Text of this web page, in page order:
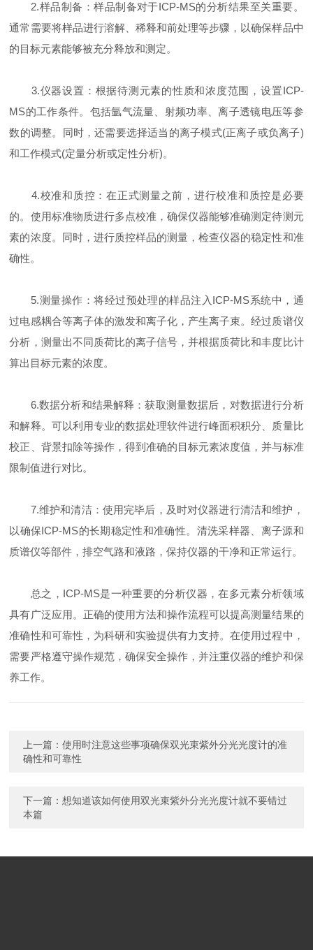
2.样品制备：样品制备对于ICP-MS的分析结果至关重要。
通常需要将样品进行溶解、稀释和前处理等步骤，以确保样品中
的目标元素能够被充分释放和测定。
3.仪器设置：根据待测元素的性质和浓度范围，设置ICP-
MS的工作条件。包括氩气流量、射频功率、离子透镜电压等参
数的调整。同时，还需要选择适当的离子模式(正离子或负离子)
和工作模式(定量分析或定性分析)。
4.校准和质控：在正式测量之前，进行校准和质控是必要
的。使用标准物质进行多点校准，确保仪器能够准确测定待测元
素的浓度。同时，进行质控样品的测量，检查仪器的稳定性和准
确性。
5.测量操作：将经过预处理的样品注入ICP-MS系统中，通
过电感耦合等离子体的激发和离子化，产生离子束。经过质谱仪
分析，测量出不同质荷比的离子信号，并根据质荷比和丰度比计
算出目标元素的浓度。
6.数据分析和结果解释：获取测量数据后，对数据进行分析
和解释。可以利用专业的数据处理软件进行峰面积积分、质量比
校正、背景扣除等操作，得到准确的目标元素浓度值，并与标准
限制值进行对比。
7.维护和清洁：使用完毕后，及时对仪器进行清洁和维护，
以确保ICP-MS的长期稳定性和准确性。清洗采样器、离子源和
质谱仪等部件，排空气路和液路，保持仪器的干净和正常运行。
总之，ICP-MS是一种重要的分析仪器，在多元素分析领域
具有广泛应用。正确的使用方法和操作流程可以提高测量结果的
准确性和可靠性，为科研和实验提供有力支持。在使用过程中，
需要严格遵守操作规范，确保安全操作，并注重仪器的维护和保
养工作。
上一篇：使用时注意这些事项确保双光束紫外分光光度计的准
确性和可靠性
下一篇：想知道该如何使用双光束紫外分光光度计就不要错过
本篇